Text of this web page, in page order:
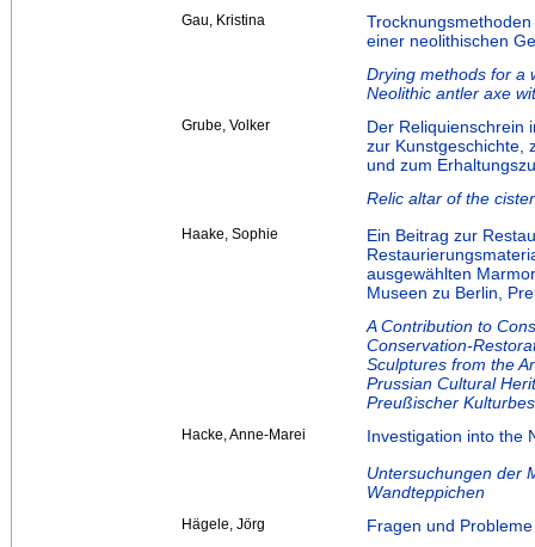
Gau, Kristina
einer neolithischen
Drying methods for a
Neolithic antler axe
Grube, Volker
Der Reliquienschrein
zur Kunstgeschichte,
und zum
Relic altar of the
Haake, Sophie
Ein Beitrag zur
ausgewählten
Museen zu Berlin,
A Contribution to
Conservation-
Sculptures from the
Prussian Cultural
Preußischer
Hacke, Anne-Marei
Investigation into the
Untersuchungen der
Wandteppichen
Hägele, Jörg Fragen und